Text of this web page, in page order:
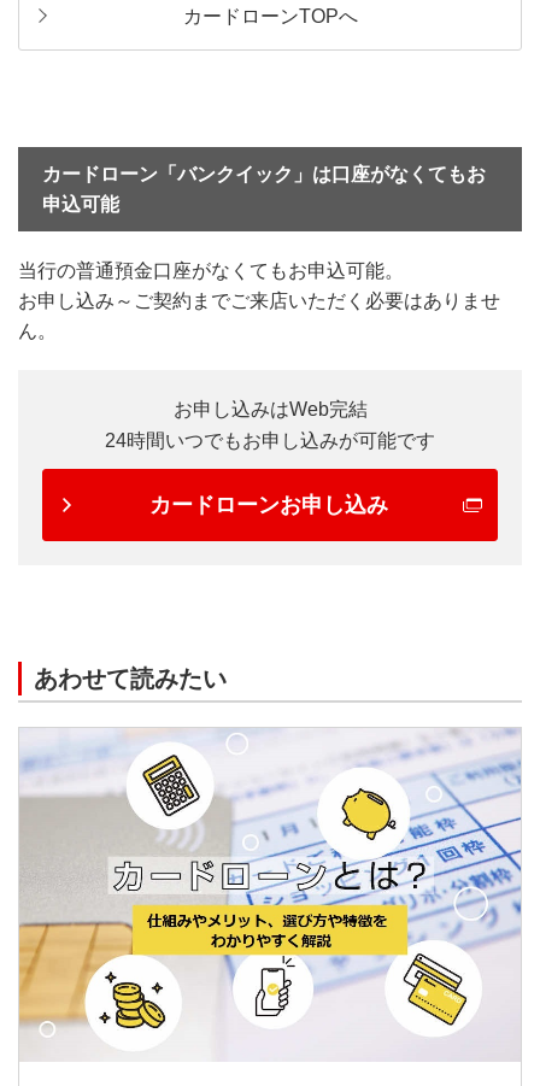
カードローンTOPへ
カードローン「バンクイック」は口座がなくてもお
申込可能
当行の普通預金口座がなくてもお申込可能。
お申し込み～ご契約までご来店いただく必要はありませ
ん。
お申し込みはWeb完結
24時間いつでもお申し込みが可能です
カードローンお申し込み
あわせて読みたい